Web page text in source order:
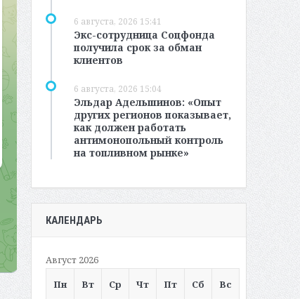
6 августа, 2026 15:41
Экс-сотрудница Соцфонда
получила срок за обман
клиентов
6 августа, 2026 15:04
Эльдар Адельшинов: «Опыт
других регионов показывает,
как должен работать
антимонопольный контроль
на топливном рынке»
КАЛЕНДАРЬ
Август 2026
Пн
Вт Ср Чт Пт Сб Вс